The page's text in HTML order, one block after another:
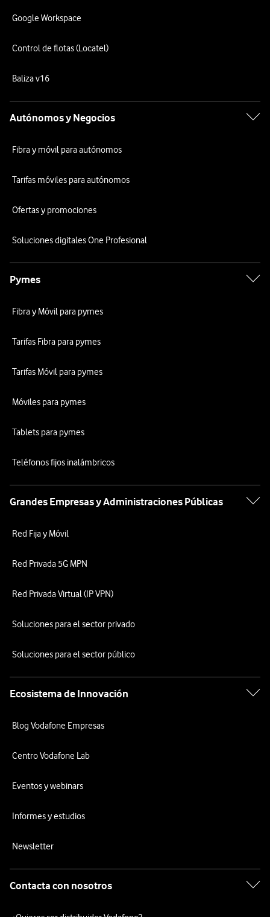
Google Workspace
Control de flotas (Locatel)
Baliza v16
Autónomos y Negocios
Fibra y móvil para autónomos
Tarifas móviles para autónomos
Ofertas y promociones
Soluciones digitales One Profesional
Pymes
Fibra y Móvil para pymes
Tarifas Fibra para pymes
Tarifas Móvil para pymes
Móviles para pymes
Tablets para pymes
Teléfonos fijos inalámbricos
Grandes Empresas y Administraciones Públicas
Red Fija y Móvil
Red Privada 5G MPN
Red Privada Virtual (IP VPN)
Soluciones para el sector privado
Soluciones para el sector público
Ecosistema de Innovación
Blog Vodafone Empresas
Centro Vodafone Lab
Eventos y webinars
Informes y estudios
Newsletter
Contacta con nosotros